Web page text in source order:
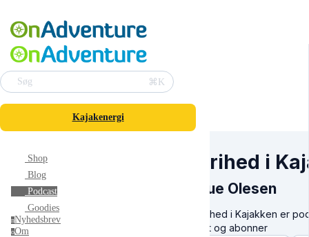
Søg ⌘K
Kajakenergi
Shop
Blog
Podcast
Goodies
nNyhedsbrev
oOm
Frihed i
Tue Olesen
Frihed i Kajakken er
Lyt og abonner